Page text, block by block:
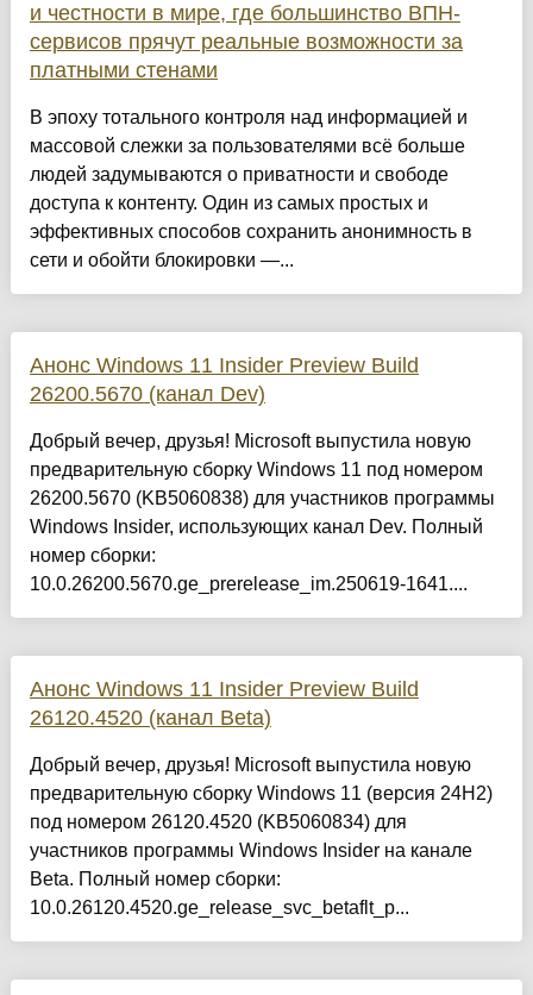
и честности в мире, где большинство ВПН-
сервисов прячут реальные возможности за
платными стенами
В эпоху тотального контроля над информацией и
массовой слежки за пользователями всё больше
людей задумываются о приватности и свободе
доступа к контенту. Один из самых простых и
эффективных способов сохранить анонимность в
сети и обойти блокировки —...
Анонс Windows 11 Insider Preview Build
26200.5670 (канал Dev)
Добрый вечер, друзья! Microsoft выпустила новую
предварительную сборку Windows 11 под номером
26200.5670 (KB5060838) для участников программы
Windows Insider, использующих канал Dev. Полный
номер сборки:
10.0.26200.5670.ge_prerelease_im.250619-1641....
Анонс Windows 11 Insider Preview Build
26120.4520 (канал Beta)
Добрый вечер, друзья! Microsoft выпустила новую
предварительную сборку Windows 11 (версия 24H2)
под номером 26120.4520 (KB5060834) для
участников программы Windows Insider на канале
Beta. Полный номер сборки:
10.0.26120.4520.ge_release_svc_betaflt_p...